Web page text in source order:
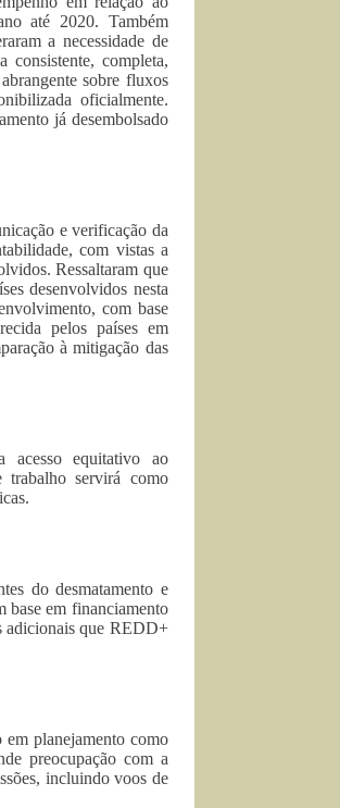
até 2020. Também
a necessidade de
consistente, completa,
sobre fluxos
oficialmente.
já desembolsado
e verificação da
com vistas a
Ressaltaram que
desenvolvidos nesta
com base
pelos países em
à mitigação das
acesso equitativo ao
servirá como
do desmatamento e
base em financiamento
adicionais que REDD+
em planejamento como
preocupação com a
incluindo voos de